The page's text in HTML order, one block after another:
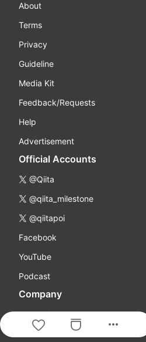
more_horiz
About
Terms
Privacy
Guideline
Media Kit
Feedback/Requests
Help
Advertisement
Official Accounts
@Qiita
@qiita_milestone
@qiitapoi
Facebook
YouTube
Podcast
Company
About Us
Careers